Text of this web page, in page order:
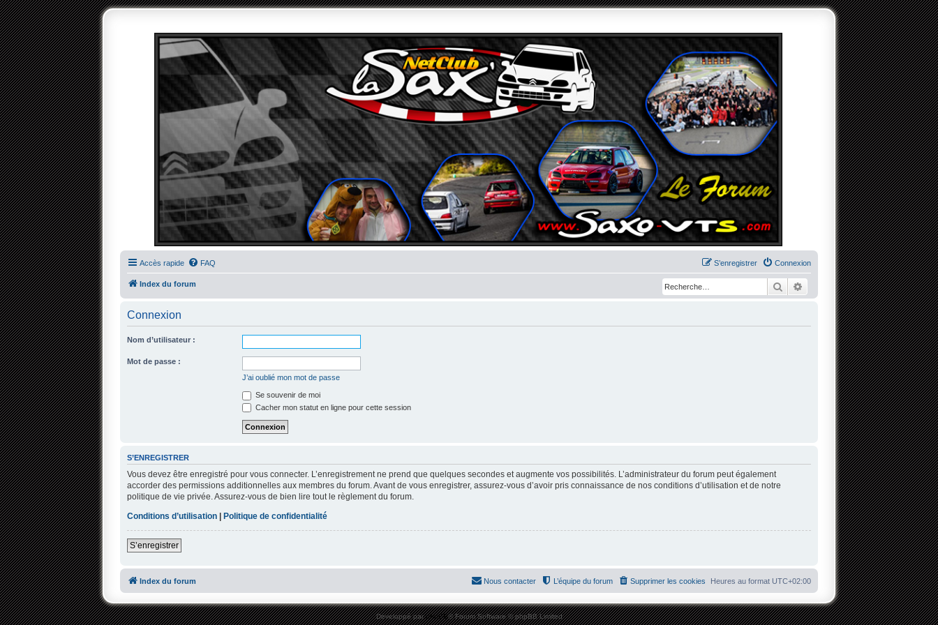
Accès rapide FAQ Connexion
S’enregistrer
Index du forum RechercherRecherche avancée
Connexion
Nom d’utilisateur :
Mot de passe :
J’ai oublié mon mot de passe
Se souvenir de moi
Cacher mon statut en ligne pour cette session
S’ENREGISTRER
Vous devez être enregistré pour vous connecter. L’enregistrement ne prend que quelques secondes et augmente vos possibilités. L’administrateur du forum peut également
accorder des permissions additionnelles aux membres du forum. Avant de vous enregistrer, assurez-vous d’avoir pris connaissance de nos conditions d’utilisation et de notre
politique de vie privée. Assurez-vous de bien lire tout le règlement du forum.
Conditions d’utilisation | Politique de confidentialité
S’enregistrer
Index du forum Heures au format UTC+02:00
Supprimer les cookies
L’équipe du forum
Nous contacter
Développé parphpBB® Forum Software © phpBB Limited